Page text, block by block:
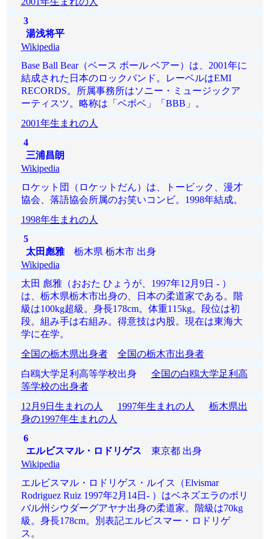
3
湯浅将平
Wikipedia
Base Ball Bear（ベース ボール ベアー）は、2001年に
結成された日本のロックバンド。レーベルはEMI
RECORDS。所属事務所はソニー・ミュージックア
ーティスツ。略称は「ベボベ」「BBB」。
2001年生まれの人
4
三浦昌朗
Wikipedia
ロケット団（ロケットだん）は、トービック、漫才
協会、落語協会所属のお笑いコンビ。1998年結成。
1998年生まれの人
5
太田彪雅栃木県 栃木市 出身
Wikipedia
太田 彪雅（おおた ひょうが、1997年12月9日 - ）
は、栃木県栃木市出身の、日本の柔道家である。階
級は100kg超級。身長178cm。体重115kg。段位は初
段。組み手は右組み。得意技は内股。現在は東海大
学に在学。
全国の栃木県出身者
全国の栃木市出身者
白鴎大学足利高等学校出身 全国の白鴎大学足利高
等学校の出身者
12月9日生まれの人
1997年生まれの人
栃木県出
身の1997年生まれの人
6
エルビスマル・ロドリゲス 東京都 出身
Wikipedia
エルビスマル・ロドリゲス・ルイス（Elvismar
Rodriguez Ruiz 1997年2月14日- ）はベネズエラのボリ
バル州シウダーグアヤナ出身の柔道家。階級は70kg
級。身長178cm。別表記エルビスマー・ロドリゲ
ス。